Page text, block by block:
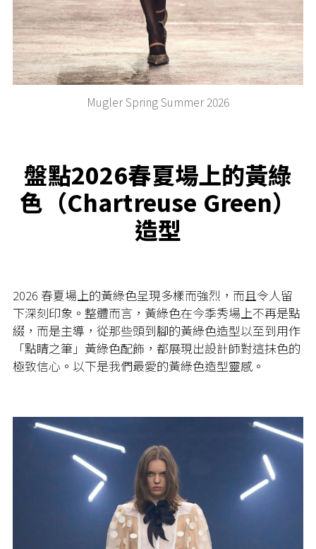
Mugler Spring Summer 2026
盤點2026春夏場上的黃綠
色（Chartreuse Green）
造型
2026 春夏場上的黃綠色呈現多樣而強烈，而且令人留
下深刻印象。整體而言，黃綠色在今季秀場上不再是點
綴，而是主導，從那些頭到腳的黃綠色造型以至到用作
「點睛之筆」黃綠色配飾，都展現出設計師對這抹色的
極致信心。以下是我們最愛的黃綠色造型靈感。